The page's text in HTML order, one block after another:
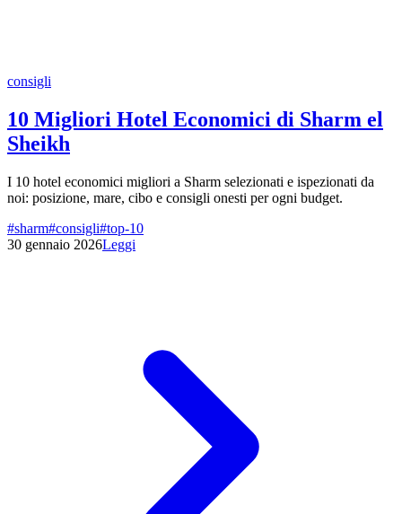
consigli
10 Migliori Hotel Economici di Sharm el
Sheikh
I 10 hotel economici migliori a Sharm selezionati e ispezionati da
noi: posizione, mare, cibo e consigli onesti per ogni budget.
#sharm#consigli#top-10
30 gennaio 2026Leggi